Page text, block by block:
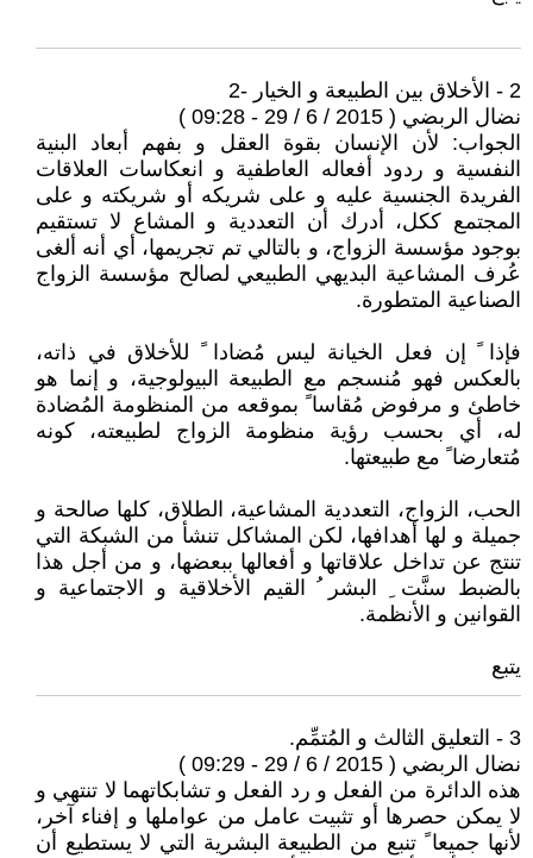
2 - الأخلاق بين الطبيعة و الخيار -2
نضال الربضي ( 2015 / 6 / 29 - 09:28 )
الجواب: لأن الإنسان بقوة العقل و بفهم أبعاد البنية
النفسية و ردود أفعاله العاطفية و انعكاسات العلاقات
الفريدة الجنسية عليه و على شريكه أو شريكته و على
المجتمع ككل، أدرك أن التعددية و المشاع لا تستقيم
بوجود مؤسسة الزواج، و بالتالي تم تجريمها، أي أنه ألغى
عُرف المشاعية البديهي الطبيعي لصالح مؤسسة الزواج
الصناعية المتطورة.
فإذا ً إن فعل الخيانة ليس مُضادا ً للأخلاق في ذاته،
بالعكس فهو مُنسجم مع الطبيعة البيولوجية، و إنما هو
خاطئ و مرفوض مُقاسا ً بموقعه من المنظومة المُضادة
له، أي بحسب رؤية منظومة الزواج لطبيعته، كونه
مُتعارضا ً مع طبيعتها.
الحب، الزواج، التعددية المشاعية، الطلاق، كلها صالحة و
جميلة و لها أهدافها، لكن المشاكل تنشأ من الشبكة التي
تنتج عن تداخل علاقاتها و أفعالها ببعضها، و من أجل هذا
بالضبط سنَّت ِ البشر ُ القيم الأخلاقية و الاجتماعية و
القوانين و الأنظمة.
يتبع
3 - التعليق الثالث و المُتمِّم.
نضال الربضي ( 2015 / 6 / 29 - 09:29 )
هذه الدائرة من الفعل و رد الفعل و تشابكاتهما لا تنتهي و
لا يمكن حصرها أو تثبيت عامل من عواملها و إفناء آخر،
لأنها جميعا ً تنبع من الطبيعة البشرية التي لا يستطيع أن